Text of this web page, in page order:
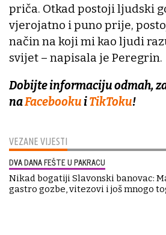
VEZANE VIJESTI
DVA DANA FEŠTE U PAKRACU
Nikad bogatiji Slavonski banovac:
gastro gozbe, vitezovi i još mnogo
priča. Otkad postoji ljudski
vjerojatno i puno prije,
način na koji mi kao ljudi
svijet – napisala je Peregrin.
Dobijte informaciju odmah,
naFacebookuiTikToku!